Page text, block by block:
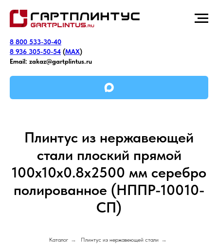
8 800 533-30-40
8 936 305-50-54 (MAX)
Email: zakaz@gartplintus.ru
Плинтус из нержавеющей
стали плоский прямой
100х10х0.8х2500 мм серебро
полированное (НППР-10010-
СП)
Каталог → Плинтус из нержавеющей стали →